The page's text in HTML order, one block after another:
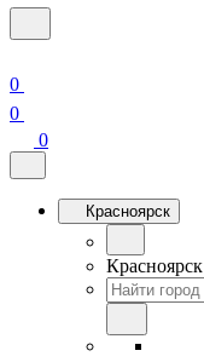
0
0
0
Красноярск
Красноярск